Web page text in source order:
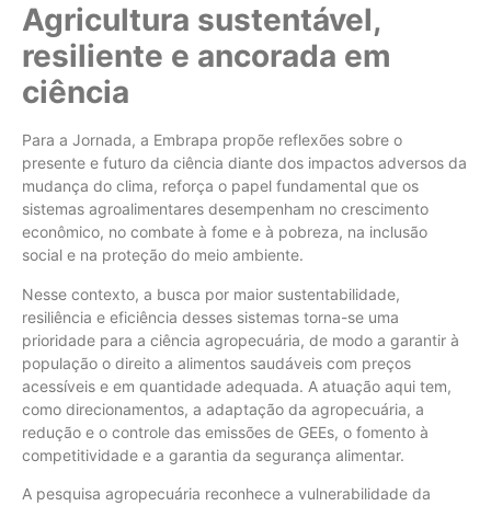
Agricultura sustentável,
resiliente e ancorada em
ciência
Para a Jornada, a Embrapa propõe reflexões sobre o
presente e futuro da ciência diante dos impactos adversos da
mudança do clima, reforça o papel fundamental que os
sistemas agroalimentares desempenham no crescimento
econômico, no combate à fome e à pobreza, na inclusão
social e na proteção do meio ambiente.
Nesse contexto, a busca por maior sustentabilidade,
resiliência e eficiência desses sistemas torna-se uma
prioridade para a ciência agropecuária, de modo a garantir à
população o direito a alimentos saudáveis com preços
acessíveis e em quantidade adequada. A atuação aqui tem,
como direcionamentos, a adaptação da agropecuária, a
redução e o controle das emissões de GEEs, o fomento à
competitividade e a garantia da segurança alimentar.
A pesquisa agropecuária reconhece a vulnerabilidade da